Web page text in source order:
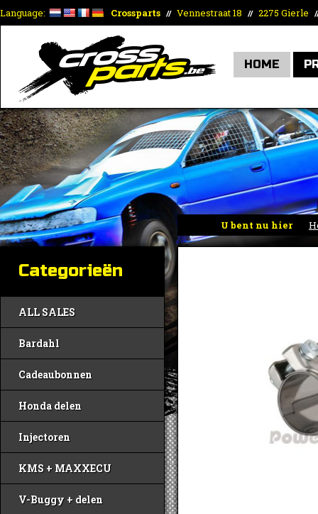
Language: Crossparts // Vennestraat 18 // 2275 Gierle
HOME
U bent nu hier
Categorieën
ALL SALES
Bardahl
Cadeaubonnen
Honda delen
Injectoren
KMS + MAXXECU
V-Buggy + delen